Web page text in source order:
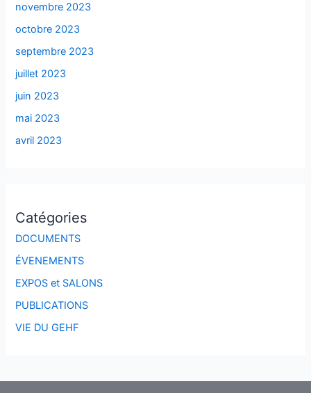
novembre 2023
octobre 2023
septembre 2023
juillet 2023
juin 2023
mai 2023
avril 2023
Catégories
DOCUMENTS
ÉVENEMENTS
EXPOS et SALONS
PUBLICATIONS
VIE DU GEHF